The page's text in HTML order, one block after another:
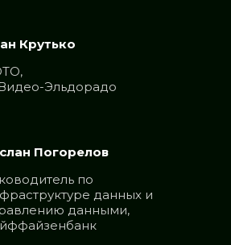
Крутько
Эльдорадо
Погорелов
по
данных и
данными,